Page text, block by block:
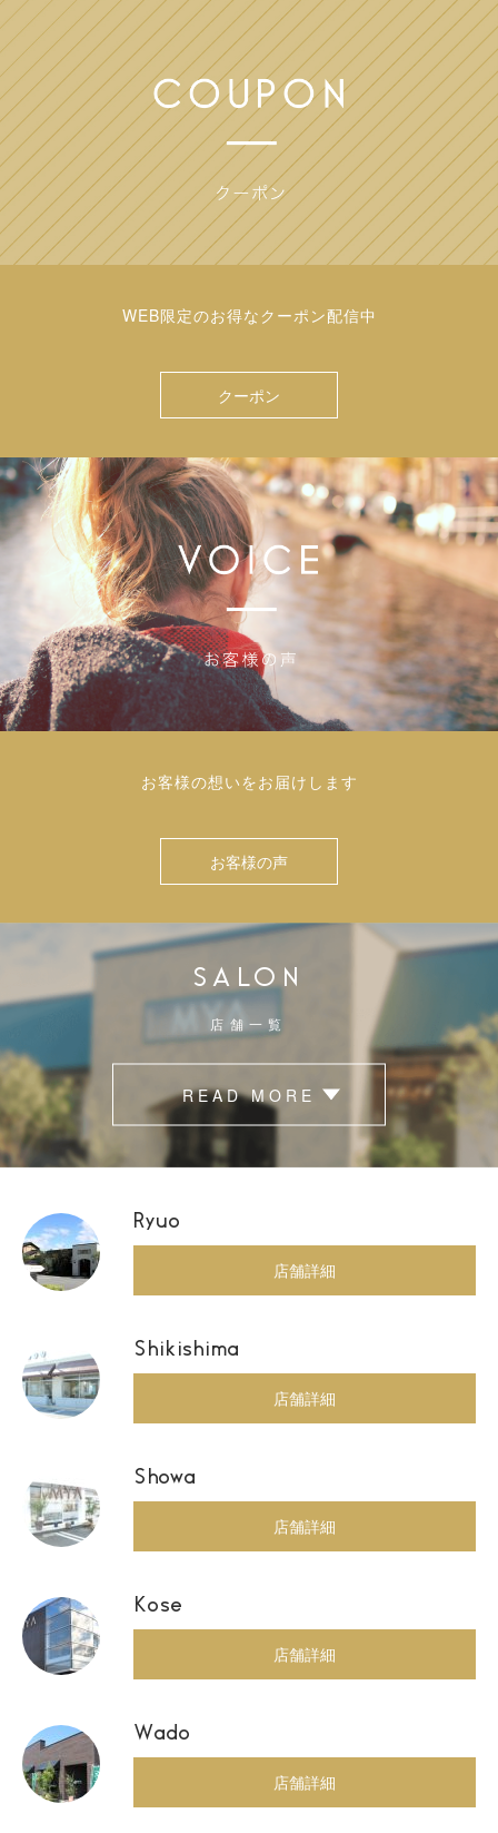
WEB限定のお得なクーポン配信中
クーポン
お客様の想いをお届けします
お客様の声
SALON
店舗一覧
READ MORE
Ryuo
店舗詳細
Shikishima
店舗詳細
Showa
店舗詳細
Kose
店舗詳細
Wado
店舗詳細